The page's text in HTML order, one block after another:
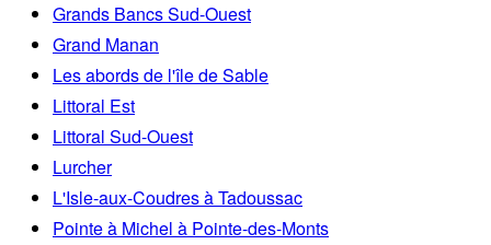
Grands Bancs Sud-Ouest
Grand Manan
Les abords de l'île de Sable
Littoral Est
Littoral Sud-Ouest
Lurcher
L'Isle-aux-Coudres à Tadoussac
Pointe à Michel à Pointe-des-Monts